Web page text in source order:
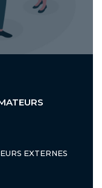
EXTERNES